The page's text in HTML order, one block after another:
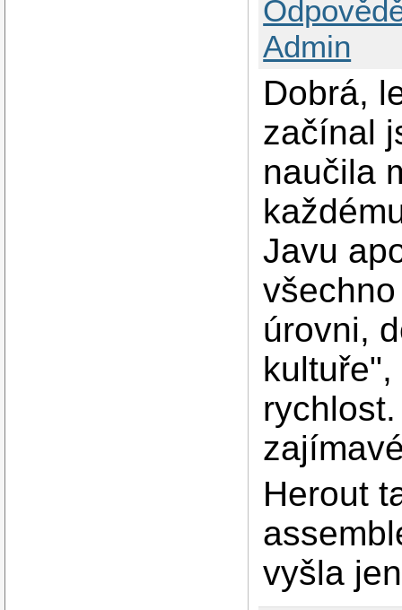
Admin
Dobrá,
začínal
naučila
Javu
úrovni,
Herout
vyšla